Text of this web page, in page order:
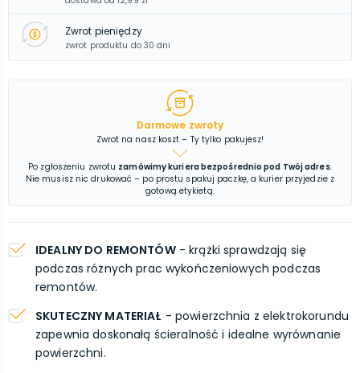
Zwrot pieniędzy
zwrot produktu do 30 dni
Darmowe zwroty
Zwrot na nasz koszt – Ty tylko pakujesz!
Po zgłoszeniu zwrotu zamówimy kuriera bezpośrednio pod Twój adres.
Nie musisz nic drukować – po prostu spakuj paczkę, a kurier przyjedzie z
gotową etykietą.
IDEALNY DO REMONTÓW- krążki sprawdzają się
podczas różnych prac wykończeniowych podczas
remontów.
SKUTECZNY MATERIAŁ - powierzchnia z elektrokorundu
zapewnia doskonałą ścieralność i idealne wyrównanie
powierzchni.